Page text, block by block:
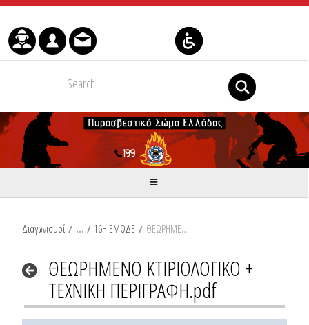
Skip to Content
Διαγωνισμοί / 16Η ΕΜΟΔΕ / ΘΕΩΡΗΜΕΝΟ ΚΤΙΡΙΟΛΟΓΙΚΟ + ΤΕΧΝΙΚΗ ΠΕΡΙΓΡΑΦΗ.pdf
ΘΕΩΡΗΜΕΝΟ ΚΤΙΡΙΟΛΟΓΙΚΟ +
ΤΕΧΝΙΚΗ ΠΕΡΙΓΡΑΦΗ.pdf